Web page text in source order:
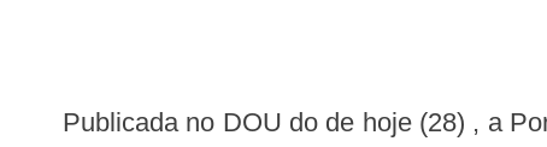
Publicada no DOU do de hoje (28) , a Portaria SAS n.254, que institui o Sistema de Regulação, Controle e Avaliação – SISRCA